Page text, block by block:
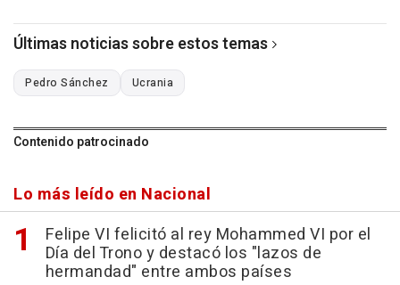
Últimas noticias sobre estos temas
Pedro Sánchez Ucrania
Contenido patrocinado
Lo más leído en Nacional
Felipe VI felicitó al rey Mohammed VI por el
Día del Trono y destacó los "lazos de
hermandad" entre ambos países